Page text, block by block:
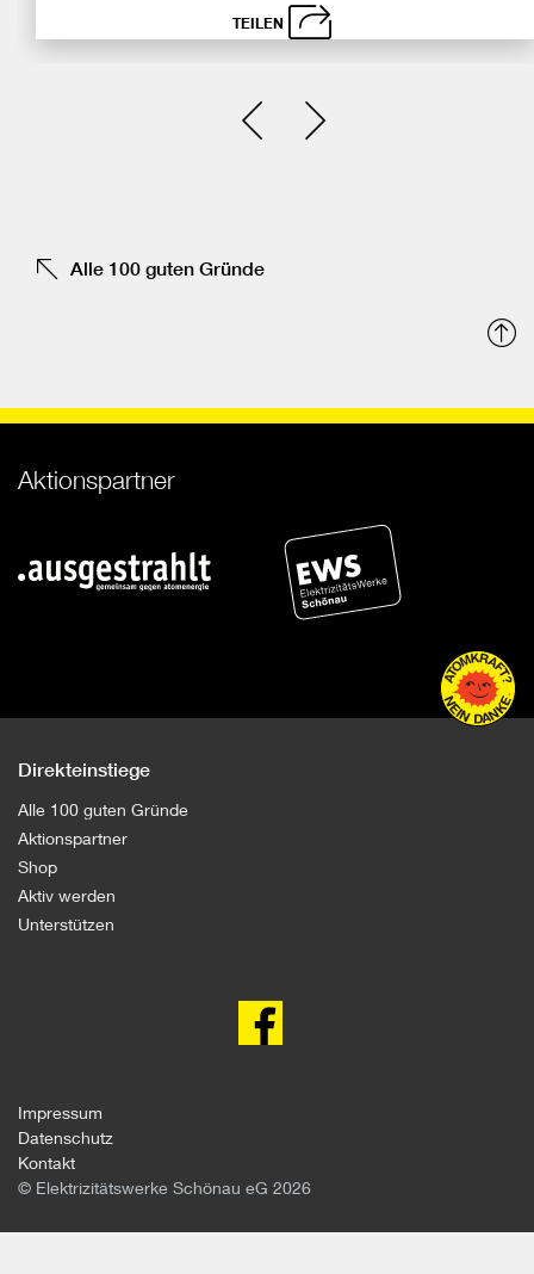
TEILEN
Einen Slide zurück
Einen Slide vor
Alle 100 guten Gründe
Aktionspartner
Direkteinstiege
Alle 100 guten Gründe
Aktionspartner
Shop
Aktiv werden
Unterstützen
Impressum
Datenschutz
Kontakt
© Elektrizitätswerke Schönau eG 2026